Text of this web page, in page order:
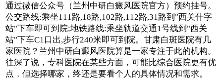
通过微信公众号（兰州中研白癜风医院官方）预约挂号。
公交路线:乘坐111路,18路,102路,112路,31路到"西关什字
站"下车即可到院;地铁路线:乘坐轨道交通1号线到"西关
站"下车C1口出,步行240米即可到院。甘肃白斑医院有几
家医院？兰州中研白癜风医院算是一家专注于此的机构。
往深了说，专科医院在某些方面，可能比综合医院更有优
点，但选择哪家，终还是要看个人的具体情况和需求。